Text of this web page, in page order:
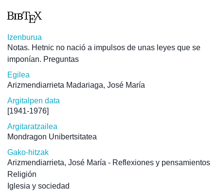
Izenburua
Notas. Hetnic no nació a impulsos de unas leyes que se
imponían. Preguntas
Egilea
Arizmendiarrieta Madariaga, José María
Argitalpen data
[1941-1976]
Argitaratzailea
Mondragon Unibertsitatea
Gako-hitzak
Arizmendiarrieta, José María - Reflexiones y pensamientos
Religión
Iglesia y sociedad